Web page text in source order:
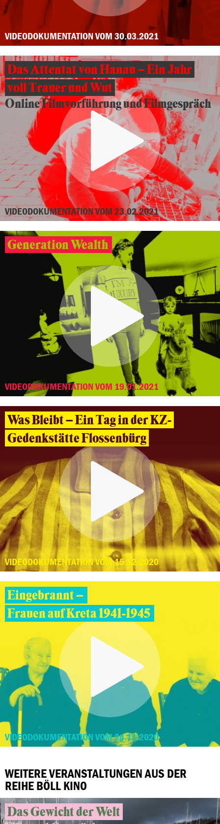
VIDEODOKUMENTATION VOM 30.03.2021
Das Attentat von Hanau – Ein Jahr
voll Trauer und Wut
Online Filmvorführung und Filmgespräch
VIDEODOKUMENTATION VOM 23.02.2021
Generation Wealth
VIDEODOKUMENTATION VOM 19.01.2021
Was Bleibt – Ein Tag in der KZ-
Gedenkstätte Flossenbürg
VIDEODOKUMENTATION VOM 15.12.2020
Eingebrannt –
Frauen auf Kreta 1941-1945
VIDEODOKUMENTATION VOM 24.11.2020
WEITERE VERANSTALTUNGEN AUS DER
REIHE BÖLL KINO
Das Gewicht der Welt